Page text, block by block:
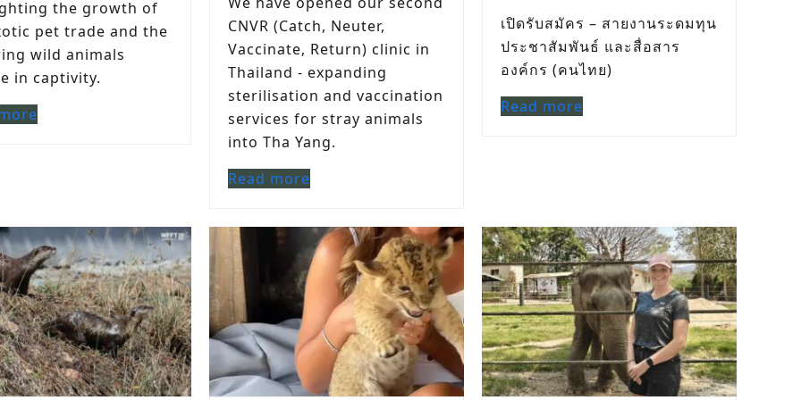
the growth of
pet trade and the
wild animals
in captivity.
CNVR (Catch, Neuter,
Vaccinate, Return) clinic in
Thailand - expanding
sterilisation and vaccination
services for stray animals
into Tha Yang.
Read more
เปิดรับสมัคร – สายงานระดมทุน
ประชาสัมพันธ์ และสื่อสาร
องค์กร (คนไทย)
Read more